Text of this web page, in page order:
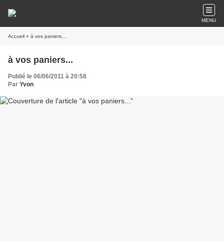
MENU
Accueil » à vos paniers...
à vos paniers...
Publié le 06/06/2011 à 20:58
Par Yvon